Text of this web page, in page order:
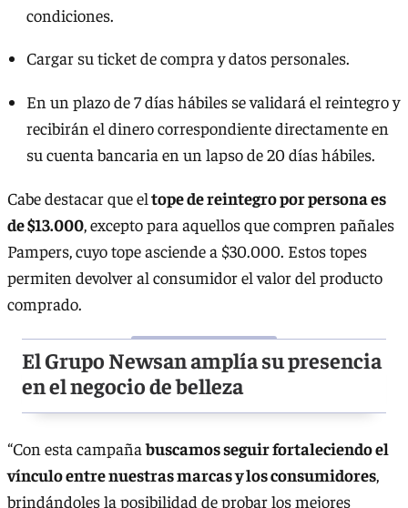
condiciones.
Cargar su ticket de compra y datos personales.
En un plazo de 7 días hábiles se validará el reintegro y
recibirán el dinero correspondiente directamente en
su cuenta bancaria en un lapso de 20 días hábiles.
Cabe destacar que eltope de reintegro por persona es
de $13.000 , excepto para aquellos que compren pañales
Pampers, cuyo tope asciende a $30.000. Estos topes
permiten devolver al consumidor el valor del producto
comprado.
El Grupo Newsan amplía su presencia
en el negocio de belleza
“Con esta campañabuscamos seguir fortaleciendo el
vínculo entre nuestras marcas y los consumidores
brindándoles la posibilidad de probar los mejores